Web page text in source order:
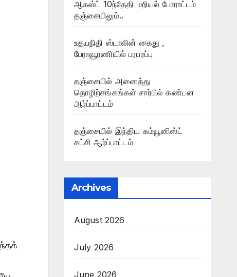
ஆகஸ்ட் 10ந்தேதி மறியல் போராட்டம்
தஞ்சையிலும்..
உதயநிதி ஸ்டாலின் கைது ,
பேராவூரணியில் பரபரப்பு
தஞ்சையில் அனைத்து
தொழிற்சங்கங்கள் சார்பில் கண்டன
ஆர்ப்பாட்டம்
தஞ்சையில் இந்திய கம்யூனிஸ்ட்
கட்சி ஆர்ப்பாட்டம்
Archives
August 2026
July 2026
June 2026